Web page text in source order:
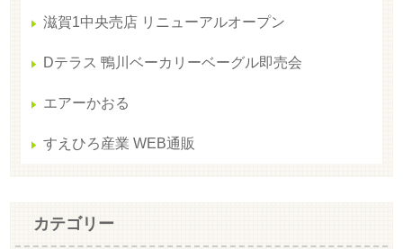
滋賀1中央売店 リニューアルオープン
Dテラス 鴨川ベーカリーベーグル即売会
エアーかおる
すえひろ産業 WEB通販
カテゴリー